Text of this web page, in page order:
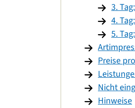
3.
4.
5.
Preise
Nicht
Hinweise